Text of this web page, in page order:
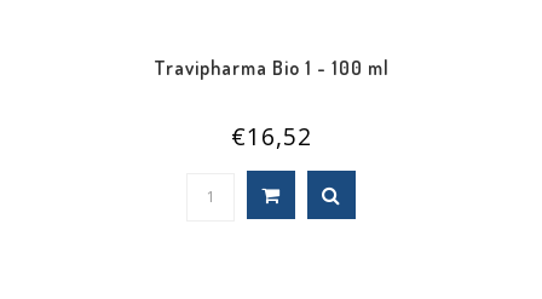
Travipharma Bio 1 - 100 ml
€16,52